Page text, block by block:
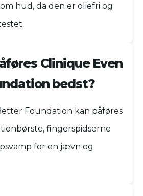
hud, da den er oliefri og
Clinique Even
bedst?
Foundation kan påføres
fingerspidserne
for en jævn og